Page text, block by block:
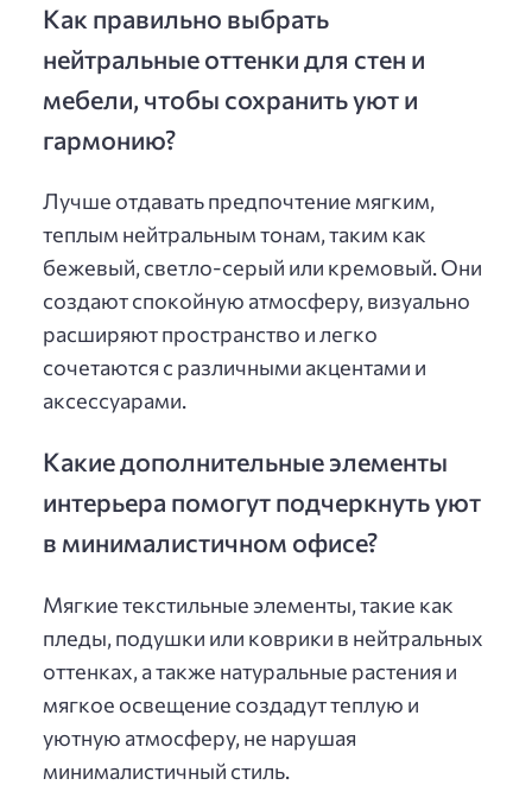
Как правильно выбрать
нейтральные оттенки для стен и
мебели, чтобы сохранить уют и
гармонию?
Лучше отдавать предпочтение мягким,
теплым нейтральным тонам, таким как
бежевый, светло-серый или кремовый. Они
создают спокойную атмосферу, визуально
расширяют пространство и легко
сочетаются с различными акцентами и
аксессуарами.
Какие дополнительные элементы
интерьера помогут подчеркнуть уют
в минималистичном офисе?
Мягкие текстильные элементы, такие как
пледы, подушки или коврики в нейтральных
оттенках, а также натуральные растения и
мягкое освещение создадут теплую и
уютную атмосферу, не нарушая
минималистичный стиль.